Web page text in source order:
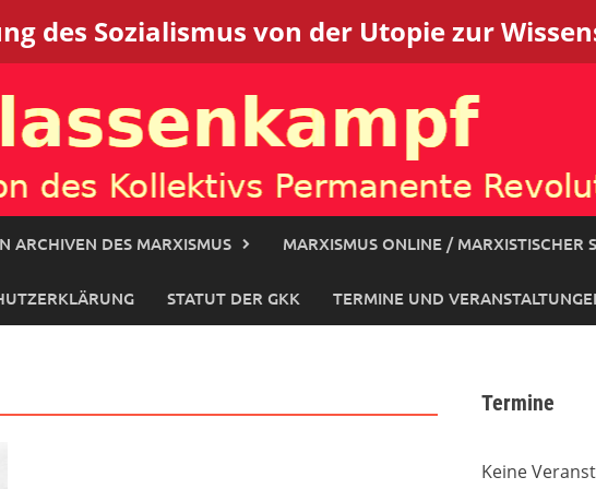
des Sozialismus von der Utopie zur
ARCHIVEN DES MARXISMUS MARXISMUS ONLINE / MARXISTISCHER
STATUT DER GKK TERMINE UND
Termine
Keine